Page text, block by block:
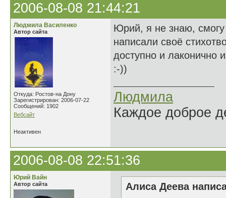
2006-08-08 21:44:21
Людмила Василенко
Автор сайта
Откуда: Ростов-на Дону
Зарегистрирован: 2006-07-22
Сообщений: 1902
Вебсайт
Юрий, я не знаю, смогу
написали своё
доступно и лаконично
:-))
Людмила
Каждое доброе
Неактивен
2006-08-08 22:51:36
Юрий Вайн
Автор сайта
Алиса Деева